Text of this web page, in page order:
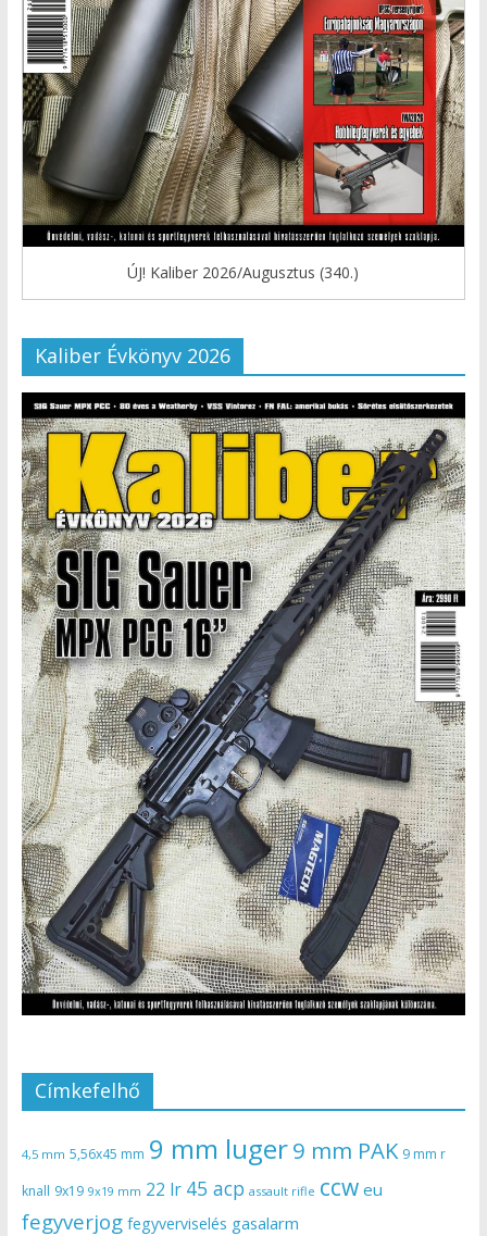
ÚJ! Kaliber 2026/Augusztus (340.)
Kaliber Évkönyv 2026
Címkefelhő
4,5 mm 5,56x45 mm 9 mm luger9 mm PAK 9 mm r
knall 9x19 9x19 mm 22 lr 45 acp assault rifle ccw eu
fegyverjog fegyverviselés gasalarm